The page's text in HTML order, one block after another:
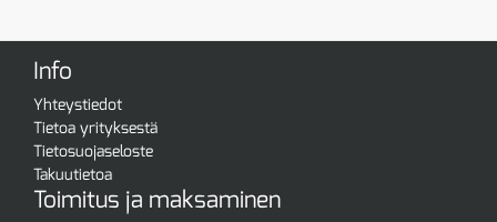
Info
Yhteystiedot
Tietoa yrityksestä
Tietosuojaseloste
Takuutietoa
Toimitus ja maksaminen